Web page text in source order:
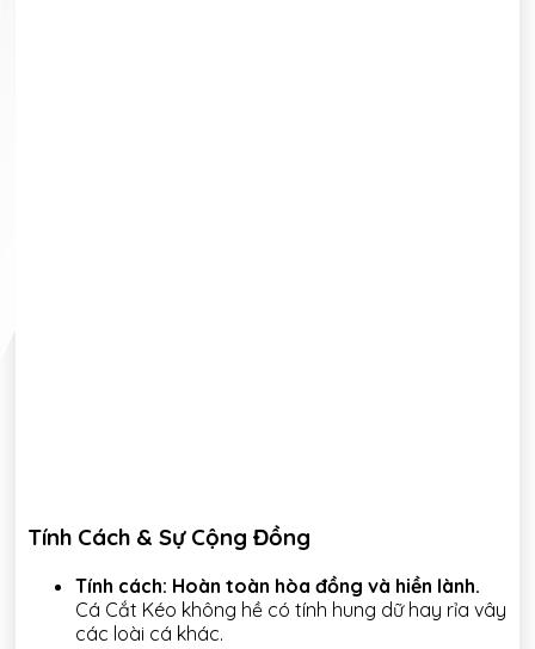
Tính Cách & Sự Cộng Đồng
Tính cách: Hoàn toàn hòa đồng và hiền lành.
Cá Cắt Kéo không hề có tính hung dữ hay rỉa vây
các loài cá khác.